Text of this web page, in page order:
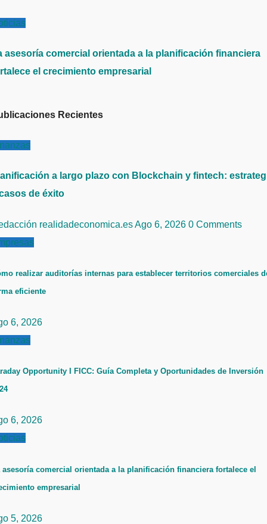
asesoría comercial orientada a la planificación financiera
el crecimiento empresarial
Recientes
a largo plazo con Blockchain y fintech:
de éxito
realidadeconomica.esAgo 6, 2026 0 Comments
realizar auditorías internas para establecer territorios comerciales
eficiente
6, 2026
Opportunity I FICC: Guía Completa y Oportunidades de Inversión
6, 2026
asesoría comercial orientada a la planificación financiera fortalece el
empresarial
5, 2026